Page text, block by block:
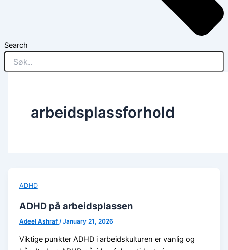
Search
arbeidsplassforhold
ADHD
ADHD på arbeidsplassen
Adeel Ashraf /January 21, 2026
Viktige punkter ADHD i arbeidskulturen er vanlig og